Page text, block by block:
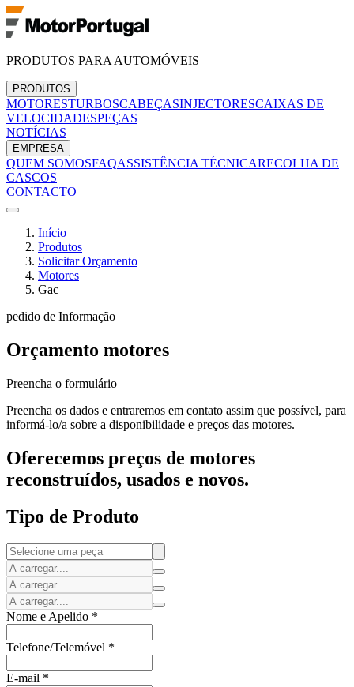
PRODUTOS PARA AUTOMÓVEIS
PRODUTOS
MOTORESTURBOSCABEÇASINJECTORESCAIXAS DE
VELOCIDADESPEÇAS
NOTÍCIAS
EMPRESA
QUEM SOMOSFAQASSISTÊNCIA TÉCNICARECOLHA DE
CASCOS
CONTACTO
Início
Produtos
Solicitar Orçamento
Motores
Gac
pedido de Informação
Orçamento motores
Preencha o formulário
Preencha os dados e entraremos em contato assim que possível, para
informá-lo/a sobre a disponibilidade e preços das motores.
Oferecemos preços de motores
reconstruídos, usados e novos.
Tipo de Produto
Nome e Apelido *
Telefone/Telemóvel *
E-mail *